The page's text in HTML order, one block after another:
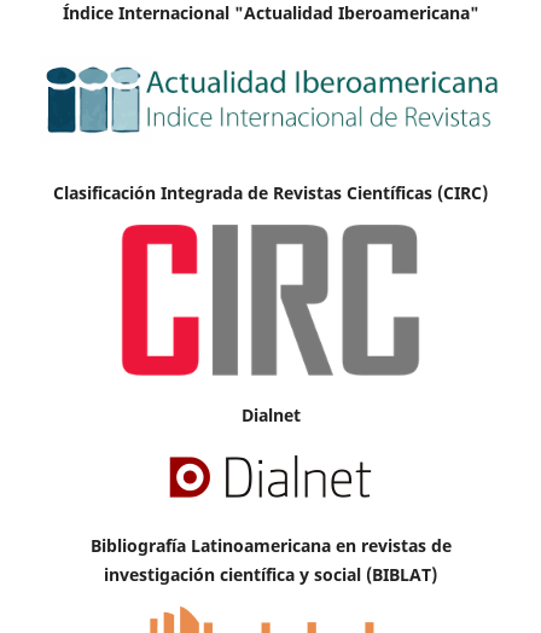
Índice Internacional "Actualidad Iberoamericana"
Clasificación Integrada de Revistas Científicas (CIRC)
Dialnet
Bibliografía Latinoamericana en revistas de
investigación científica y social (BIBLAT)